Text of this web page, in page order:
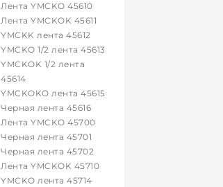
Лента YMCKO 45610
Лента YMCKOK 45611
YMCKK лента 45612
YMCKO 1/2 лента 45613
YMCKOK 1/2 лента
45614
YMCKOKO лента 45615
Черная лента 45616
Лента YMCKO 45700
Черная лента 45701
Черная лента 45702
Лента YMCKOK 45710
YMCKO лента 45714